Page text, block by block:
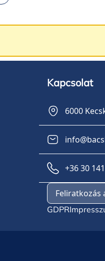
Kapcsolat
6000
+36 30
Feliratkozás
GDPR